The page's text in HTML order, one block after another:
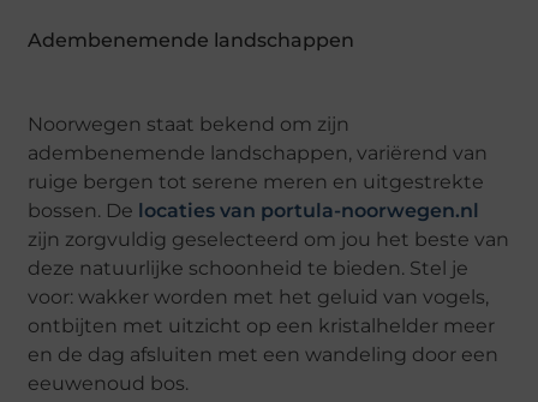
Adembenemende landschappen
Noorwegen staat bekend om zijn
adembenemende landschappen, variërend van
ruige bergen tot serene meren en uitgestrekte
bossen. De locaties van portula-noorwegen.nl
zijn zorgvuldig geselecteerd om jou het beste van
deze natuurlijke schoonheid te bieden. Stel je
voor: wakker worden met het geluid van vogels,
ontbijten met uitzicht op een kristalhelder meer
en de dag afsluiten met een wandeling door een
eeuwenoud bos.